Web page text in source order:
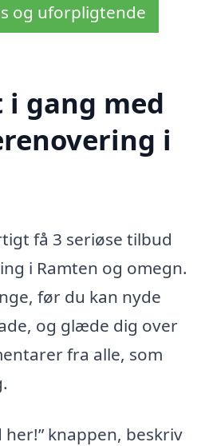
og uforpligtende
i gang med
i
få 3 seriøse tilbud
i Ramten og omegn.
før du kan nyde
og glæde dig over
fra alle, som
her!” knappen, beskriv